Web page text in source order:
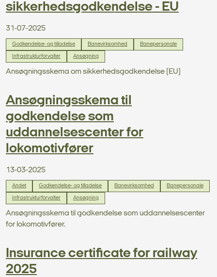
sikkerhedsgodkendelse - EU
31-07-2025
Godkendelse- og tilladelse Banevirksomhed Banepersonale
Infrastrukturforvalter Ansøgning
Ansøgningsskema om sikkerhedsgodkendelse (EU)
Ansøgningsskema til
godkendelse som
uddannelsescenter for
lokomotivfører
13-03-2025
Andet Godkendelse- og tilladelse Banevirksomhed Banepersonale
Infrastrukturforvalter Ansøgning
Ansøgningsskema til godkendelse som uddannelsescenter
for lokomotivfører.
Insurance certificate for railway
2025